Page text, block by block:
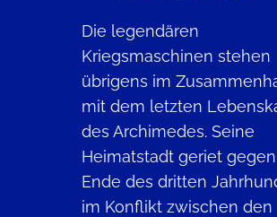
Die legendären
Kriegsmaschinen stehen
übrigens im
mit dem letzten
des Archimedes. Seine
Heimatstadt geriet gegen
Ende des dritten
im Konflikt zwischen den